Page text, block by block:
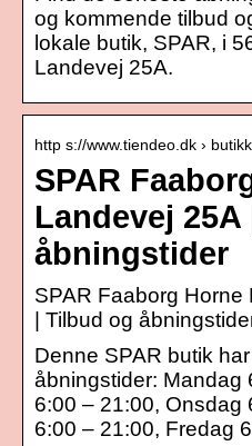
og kommende tilbud
lokale butik, SPAR, i
Landevej 25A.
http s://www.tiendeo.dk ›
SPAR
Landevej
åbningstider
SPAR Faaborg
| Tilbud og
Denne SPAR butik
åbningstider: Mandag
6:00 – 21:00, Onsdag
6:00 – 21:00, Fredag